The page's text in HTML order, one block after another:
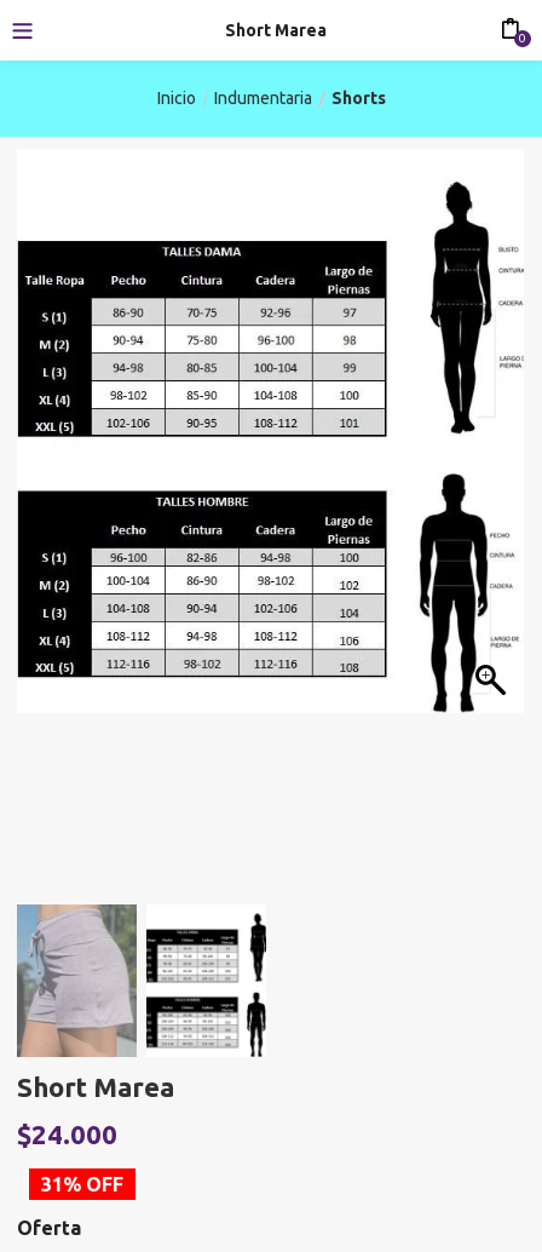
Short Marea 0
Inicio Indumentaria Shorts
Short Marea
El
precio
original
era:
$24.000
31% OFF
Oferta